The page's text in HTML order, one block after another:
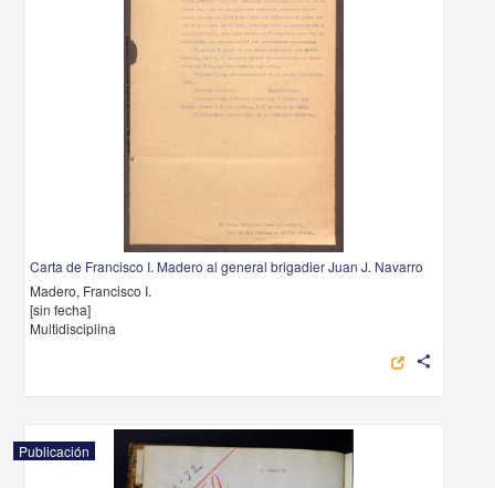
Carta de Francisco I. Madero al general brigadier Juan J. Navarro
Madero, Francisco I.
[sin fecha]
Multidisciplina
share
Publicación